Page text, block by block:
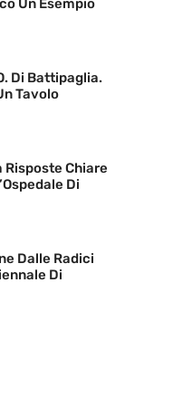
Un Esempio
Di Battipaglia.
Tavolo
Risposte Chiare
Di
Dalle Radici
Di